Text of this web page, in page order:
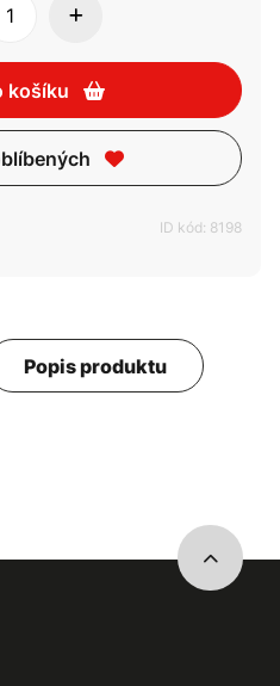
košíku
ID kód: 8198
Popis produktu